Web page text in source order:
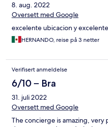
8. aug. 2022
Oversett med Google
excelente ubicacion y
HERNANDO, reise på 3 netter
Verifisert anmeldelse
6/10 – Bra
31. juli 2022
Oversett med Google
The concierge is amazing,